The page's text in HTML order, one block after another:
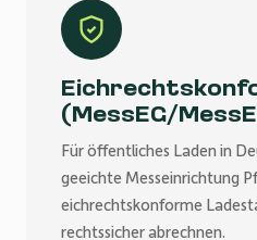
(MessEG/
Für öffentliches Laden in
geeichte Messeinrichtung
eichrechtskonforme
rechtssicher abrechnen.